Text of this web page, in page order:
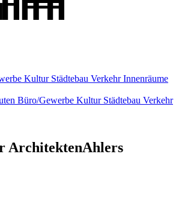
Kultur Städtebau VerkehrInnenräume
Büro/Gewerbe Kultur Städtebau Verkehr
ArchitektenAhlers